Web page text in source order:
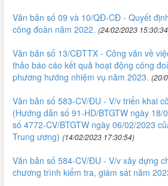
Văn bản số 09 và 10/QĐ-CĐ - Quyết
công đoàn năm 2022. (24/02/2023
Văn bản số 13/CĐTTX - Công văn về
thảo báo cáo kết quả hoạt động công
phương hướng nhiệm vụ năm 2023. (20/
Văn bản số 583-CV/ĐU - V/v triển khai
(Hướng dẫn số 91-HD/BTGTW ngày 18/
số 4772-CV/BTGTW ngày 06/02/2023
Trung ương) (14/02/2023 17:30:54)
Văn bản số 584-CV/ĐU - V/v xây dựng
chương trình kiểm tra, giám sát năm